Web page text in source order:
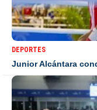
DEPORTES
Junior Alcántara